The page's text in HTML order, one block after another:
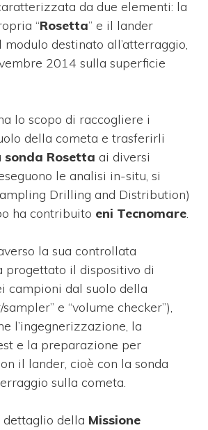
da due elementi: la
“Rosetta” e il lander
modulo destinato all’atterraggio,
2014 sulla superficie
lo scopo di raccogliere i
della cometa e trasferirli
sonda Rosetta ai diversi
le analisi in-situ, si
Drilling and Distribution)
ha contribuito eni Tecnomare.
la sua controllata
progettato il dispositivo di
campioni dal suolo della
e “volume checker”),
l’ingegnerizzazione, la
e la preparazione per
il lander, cioè con la sonda
sulla cometa.
della Missione